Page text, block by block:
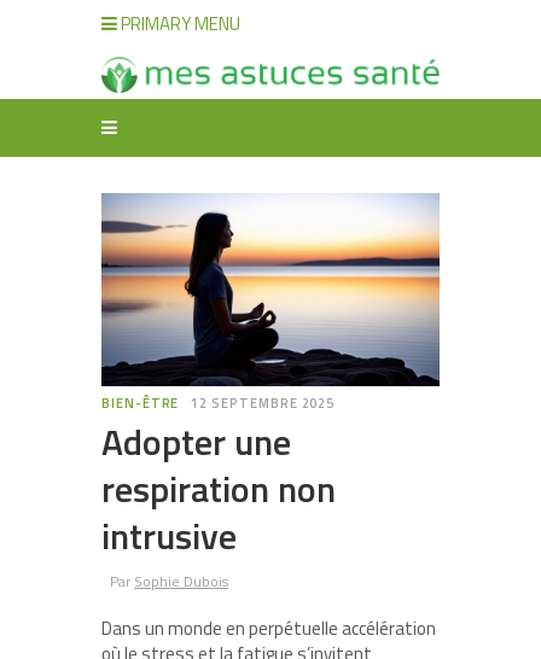
PRIMARY MENU
BIEN-ÊTRE 12 SEPTEMBRE 2025
Adopter une
respiration non
intrusive
Par Sophie Dubois
Dans un monde en perpétuelle accélération
où le stress et la fatigue s’invitent